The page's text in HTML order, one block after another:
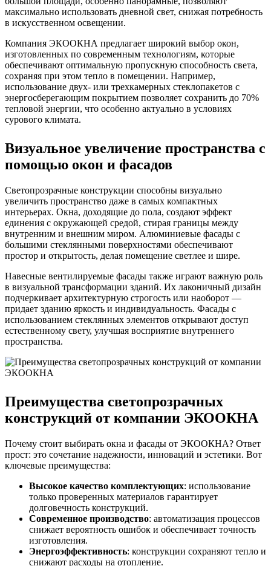
максимально использовать дневной свет, снижая потребность
в искусственном освещении.
Компания ЭКООКНА предлагает широкий выбор окон,
изготовленных по современным технологиям, которые
обеспечивают оптимальную пропускную способность света,
сохраняя при этом тепло в помещении. Например,
использование двух- или трехкамерных стеклопакетов с
энергосберегающим покрытием позволяет сохранить до 70%
тепловой энергии, что особенно актуально в условиях
сурового климата.
Визуальное увеличение пространства с
помощью окон и фасадов
Светопрозрачные конструкции способны визуально
увеличить пространство даже в самых компактных
интерьерах. Окна, доходящие до пола, создают эффект
единения с окружающей средой, стирая границы между
внутренним и внешним миром. Алюминиевые фасады с
большими стеклянными поверхностями обеспечивают
простор и открытость, делая помещение светлее и шире.
Навесные вентилируемые фасады также играют важную роль
в визуальной трансформации зданий. Их лаконичный дизайн
подчеркивает архитектурную строгость или наоборот —
придает зданию яркость и индивидуальность. Фасады с
использованием стеклянных элементов открывают доступ
естественному свету, улучшая восприятие внутреннего
пространства.
Преимущества светопрозрачных
конструкций от компании ЭКООКНА
Почему стоит выбирать окна и фасады от ЭКООКНА? Ответ
прост: это сочетание надежности, инноваций и эстетики. Вот
ключевые преимущества:
Высокое качество комплектующих: использование
только проверенных материалов гарантирует
долговечность конструкций.
Современное производство: автоматизация процессов
снижает вероятность ошибок и обеспечивает точность
изготовления.
Энергоэффективность: конструкции сохраняют тепло и
снижают расходы на отопление.